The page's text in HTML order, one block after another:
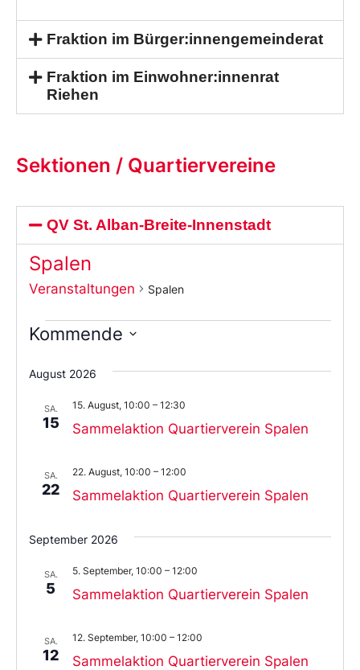
Fraktion im Bürger:innengemeinderat
Fraktion im Einwohner:innenrat
Riehen
Sektionen / Quartiervereine
QV St. Alban-Breite-Innenstadt
Spalen
Veranstaltungen Spalen
Kommende
Sie
das
aus.
August 2026
SA.
15 Sammelaktion Quartierverein Spalen
15. August, 10:00 – 12:30
SA.
22 Sammelaktion Quartierverein Spalen
22. August, 10:00 – 12:00
September 2026
SA.
5 Sammelaktion Quartierverein Spalen
5. September, 10:00 – 12:00
SA.
12 Sammelaktion Quartierverein Spalen
12. September, 10:00 – 12:00